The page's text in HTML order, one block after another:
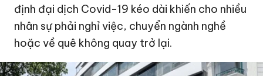
định đại dịch Covid-19 kéo dài khiến cho nhiều
nhân sự phải nghỉ việc, chuyển ngành nghề
hoặc về quê không quay trở lại.